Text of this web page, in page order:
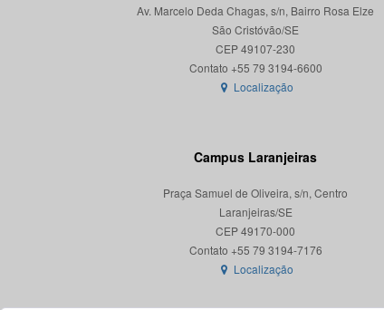
Av. Marcelo Deda Chagas, s/n, Bairro Rosa Elze
São Cristóvão/SE
CEP 49107-230
Localização
Campus Laranjeiras
Praça Samuel de Oliveira, s/n, Centro
Laranjeiras/SE
CEP 49170-000
Localização